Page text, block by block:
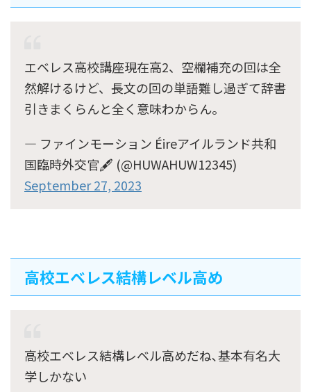
エベレス高校講座現在高2、空欄補充の回は全
然解けるけど、長文の回の単語難し過ぎて辞書
引きまくらんと全く意味わからん。
— ファインモーション Éireアイルランド共和
国臨時外交官🖋 (@HUWAHUW12345)
September 27, 2023
高校エベレス結構レベル高め
高校エベレス結構レベル高めだね､基本有名大
学しかない